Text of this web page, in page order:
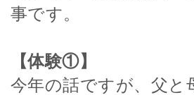
事です。
【体験①】
今年の話ですが、父と